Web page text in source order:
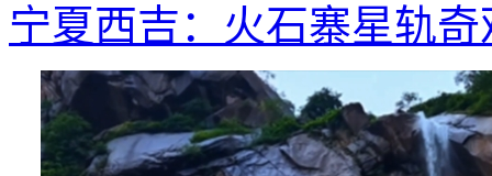
宁夏西吉：火石寨星轨